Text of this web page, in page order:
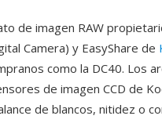
de imagen RAW
Camera) y EasyShare de
como la DC40. Los
de imagen CCD de
de blancos, nitidez o